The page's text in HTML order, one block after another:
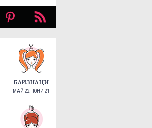
БЛИЗНАЦИ
МАЙ 22 - ЮНИ 21